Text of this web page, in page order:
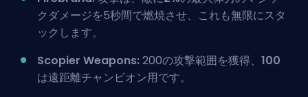
クダメージを5秒間で燃焼させ、これも無限にスタ
ックします。
Scopier Weapons:200の攻撃範囲を獲得、 100
は遠距離チャンピオン用です。